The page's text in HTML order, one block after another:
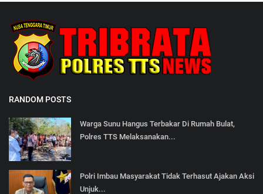
RANDOM POSTS
Warga Sunu Hangus Terbakar Di Rumah Bulat,
Polres TTS Melaksanakan...
Polri Imbau Masyarakat Tidak Terhasut Ajakan Aksi
Unjuk...